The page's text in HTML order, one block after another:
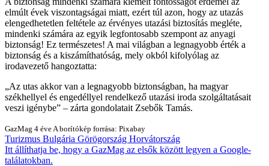
elmúlt évek viszontagságai miatt, ezért túl azon, hogy az utazás
elengedhetetlen feltétele az érvényes utazási biztosítás megléte,
mindenki számára az egyik legfontosabb szempont az anyagi
biztonság! Ez természetes! A mai világban a legnagyobb érték a
biztonság és a kiszámíthatóság, mely okból kifolyólag az
irodavezető hangoztatta:
Az utas akkor van a legnagyobb biztonságban, ha magyar
székhellyel és engedéllyel rendelkező utazási iroda szolgáltatásait
veszi igénybe
– zárta gondolatait Zsebők Tamás.
GazMag 4 éve A borítókép forrása: Pixabay
Turizmus Bulgária Görögország Horvátország
Itt állíthatja be, hogy a GazMag az elsők között legyen a Google-
találatokban.